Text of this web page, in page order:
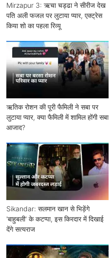
Mirzapur 3: ऋचा चड्ढा ने सीरीज देख
पति अली फजल पर लुटाया प्यार, एक्ट्रेस
किया शो का पहला रिव्यू
ऋतिक रोशन की पूरी फैमिली ने सबा पर
लुटाया प्यार, क्या फैमिली में शामिल होंगी सबा
आजाद?
Sikandar: सलमान खान से भिड़ेंगे
'बाहुबली' के कटप्पा, इस किरदार में दिखाई
देंगे सत्यराज